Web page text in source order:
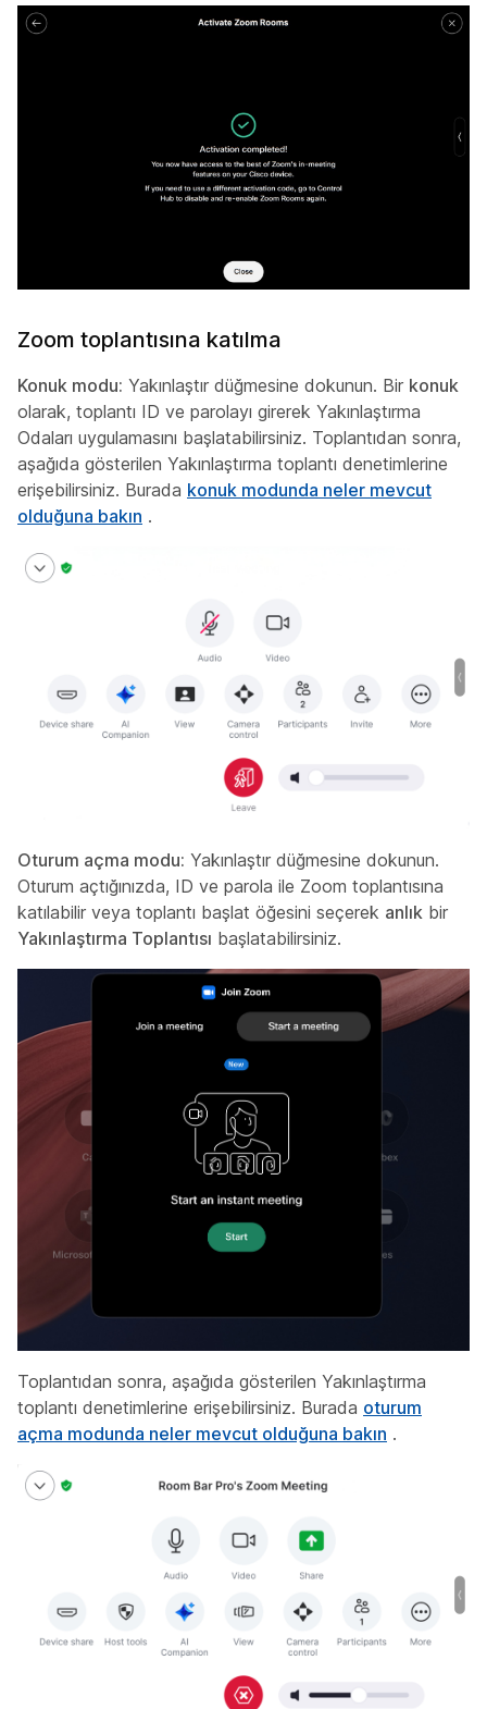
Zoom toplantısına katılma
Konuk modu: Yakınlaştır düğmesine dokunun. Bir konuk
olarak, toplantı ID ve parolayı girerek Yakınlaştırma
Odaları uygulamasını başlatabilirsiniz. Toplantıdan sonra,
aşağıda gösterilen Yakınlaştırma toplantı denetimlerine
erişebilirsiniz. Burada konuk modunda neler mevcut
olduğuna bakın .
Oturum açma modu: Yakınlaştır düğmesine dokunun.
Oturum açtığınızda, ID ve parola ile Zoom toplantısına
katılabilir veya toplantı başlat öğesini seçerek anlık bir
Yakınlaştırma Toplantısı başlatabilirsiniz.
Toplantıdan sonra, aşağıda gösterilen Yakınlaştırma
toplantı denetimlerine erişebilirsiniz. Burada oturum
açma modunda neler mevcut olduğuna bakın .